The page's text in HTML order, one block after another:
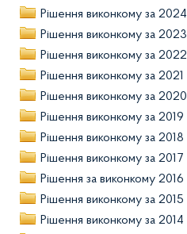
Рішення виконкому за 2024
Рішення виконкому за 2023
Рішення виконкому за 2022
Рішення виконкому за 2021
Рішення виконкому за 2020
Рішення виконкому за 2019
Рішення виконкому за 2018
Рішення виконкому за 2017
Рішення за виконкому 2016
Рішення виконкому за 2015
Рішення виконкому за 2014